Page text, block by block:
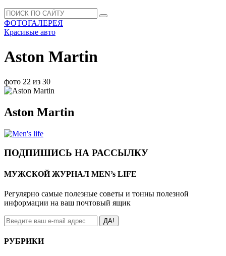
ФОТОГАЛЕРЕЯ
Красивые авто
Aston Martin
фото 22 из 30
Aston Martin
ПОДПИШИСЬ НА РАССЫЛКУ
МУЖСКОЙ ЖУРНАЛ MEN’s LIFE
Регулярно самые полезные советы и тонны полезной
информации на ваш почтовый ящик
ДА!
РУБРИКИ